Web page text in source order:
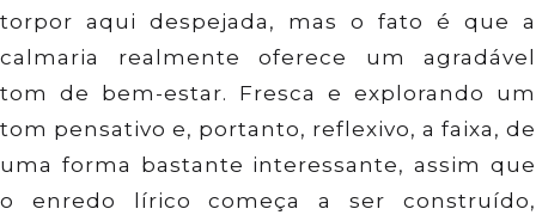
torpor aqui despejada, mas o fato é que a
calmaria realmente oferece um agradável
tom de bem-estar. Fresca e explorando um
tom pensativo e, portanto, reflexivo, a faixa, de
uma forma bastante interessante, assim que
o enredo lírico começa a ser construído,